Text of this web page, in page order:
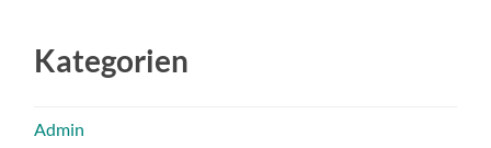
Kategorien
Admin